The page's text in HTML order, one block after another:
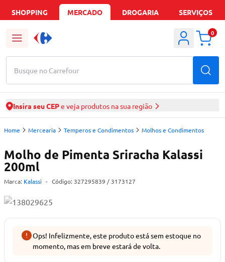
SHOPPING MERCADO DROGARIA SERVIÇOS
Busque no Carrefour
0
Insira seu CEPe veja produtos na sua região
Home Mercearia Temperos e Condimentos Molhos e Condimentos
Molho de Pimenta Sriracha Kalassi
200ml
Marca: Kalassi - Código: 327295839 / 3173127
Ops! Infelizmente, este produto está sem estoque no
momento, mas em breve estará de volta.